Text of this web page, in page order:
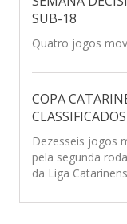
SUB-18
Quatro jogos
COPA
Dezesseis jogos
pela segunda
da Liga